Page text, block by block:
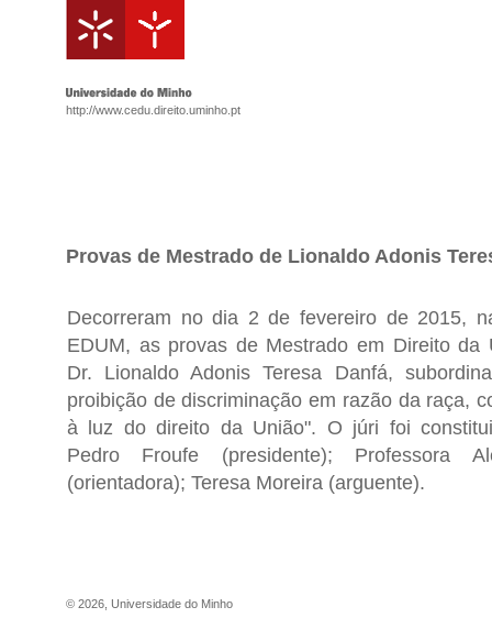
http://www.cedu.direito.uminho.pt
Provas de Mestrado de Lionaldo Adonis
Decorreram no dia 2 de fevereiro de 2015,
EDUM, as provas de Mestrado em Direito da
Dr. Lionaldo Adonis Teresa Danfá,
proibição de discriminação em razão da raça,
à luz do direito da União". O júri foi
Pedro Froufe (presidente); Professora
(orientadora); Teresa Moreira (arguente).
© 2026 Universidade do Minho